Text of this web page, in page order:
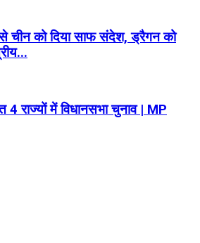
से चीन को दिया साफ संदेश, ड्रैगन को
4 राज्यों में विधानसभा चुनाव | MP